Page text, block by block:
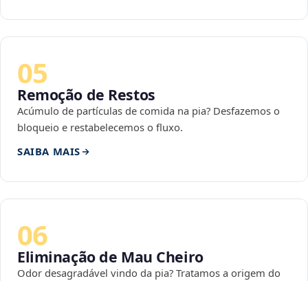
05
Remoção de Restos
Acúmulo de partículas de comida na pia? Desfazemos o
bloqueio e restabelecemos o fluxo.
SAIBA MAIS
06
Eliminação de Mau Cheiro
Odor desagradável vindo da pia? Tratamos a origem do